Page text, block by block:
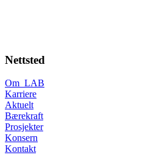
Nettsted
Om LAB
Karriere
Aktuelt
Bærekraft
Prosjekter
Konsern
Kontakt